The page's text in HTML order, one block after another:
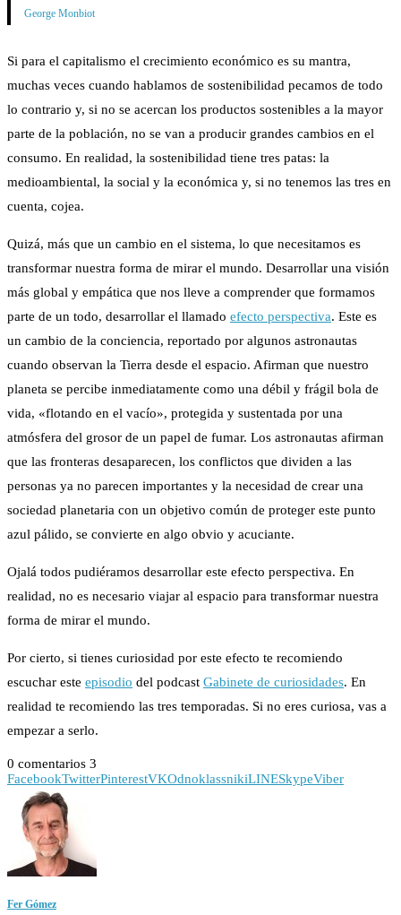
George Monbiot
Si para el capitalismo el crecimiento económico es su mantra,
muchas veces cuando hablamos de sostenibilidad pecamos de todo
lo contrario y, si no se acercan los productos sostenibles a la mayor
parte de la población, no se van a producir grandes cambios en el
consumo. En realidad, la sostenibilidad tiene tres patas: la
medioambiental, la social y la económica y, si no tenemos las tres en
cuenta, cojea.
Quizá, más que un cambio en el sistema, lo que necesitamos es
transformar nuestra forma de mirar el mundo. Desarrollar una visión
más global y empática que nos lleve a comprender que formamos
parte de un todo, desarrollar el llamado efecto perspectiva. Este es
un cambio de la conciencia, reportado por algunos astronautas
cuando observan la Tierra desde el espacio. Afirman que nuestro
planeta se percibe inmediatamente como una débil y frágil bola de
vida, «flotando en el vacío», protegida y sustentada por una
atmósfera del grosor de un papel de fumar. Los astronautas afirman
que las fronteras desaparecen, los conflictos que dividen a las
personas ya no parecen importantes y la necesidad de crear una
sociedad planetaria con un objetivo común de proteger este punto
azul pálido, se convierte en algo obvio y acuciante.
Ojalá todos pudiéramos desarrollar este efecto perspectiva. En
realidad, no es necesario viajar al espacio para transformar nuestra
forma de mirar el mundo.
Por cierto, si tienes curiosidad por este efecto te recomiendo
escuchar este episodio del podcast Gabinete de curiosidades. En
realidad te recomiendo las tres temporadas. Si no eres curiosa, vas a
empezar a serlo.
0 comentarios 3
FacebookTwitterPinterestVKOdnoklassnikiLINESkypeViber
Fer Gómez